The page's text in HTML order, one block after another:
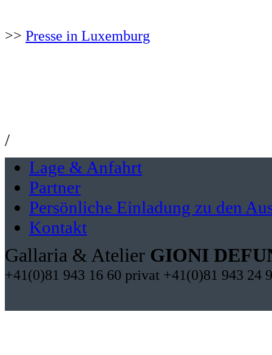
>> Presse in Luxemburg
/
Lage & Anfahrt
Partner
Persönliche Einladung zu den
Kontakt
Gallaria & Atelier GIONI
+41(0)81 943 16 60 privat +41(0)81 943 24